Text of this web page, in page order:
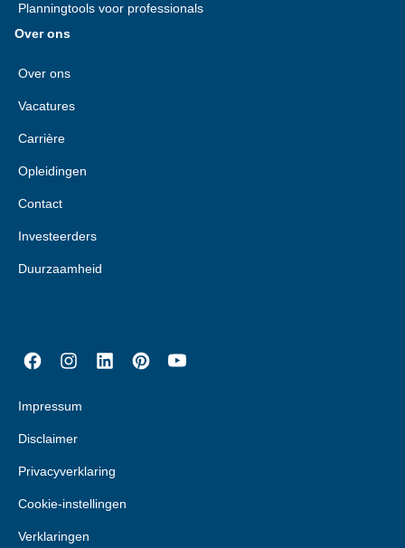
Planningtools voor professionals
Over ons
Over ons
Vacatures
Carrière
Opleidingen
Contact
Investeerders
Duurzaamheid
Impressum
Disclaimer
Privacyverklaring
Cookie-instellingen
Verklaringen